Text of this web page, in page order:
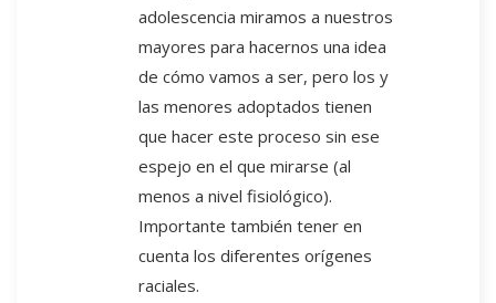
adolescencia miramos a nuestros
mayores para hacernos una idea
de cómo vamos a ser, pero los y
las menores adoptados tienen
que hacer este proceso sin ese
espejo en el que mirarse (al
menos a nivel fisiológico).
Importante también tener en
cuenta los diferentes orígenes
raciales.